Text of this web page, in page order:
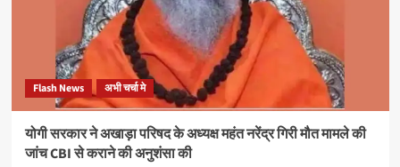
प्रमोद
तिवारी
और
बीजेपी
सांसद
संगम
लाल
गुप्ता
के
समर्थक
Flash News अभी चर्चा मे
योगी सरकार ने अखाड़ा परिषद के अध्यक्ष महंत नरेंद्र गिरी मौत मामले की
जांच CBI से कराने की अनुशंसा की